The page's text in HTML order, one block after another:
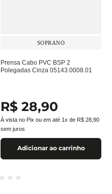
SOPRANO
Prensa Cabo PVC BSP 2
Polegadas Cinza 05143.0008.01
R$ 28,90
À vista no Pix ou em até 1x de R$ 28 90
sem juros
Adicionar ao carrinho